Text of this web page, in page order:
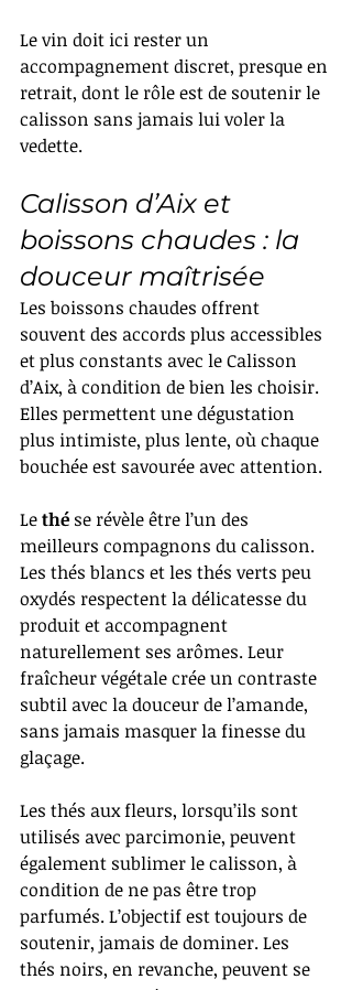
Le vin doit ici rester un
accompagnement discret, presque en
retrait, dont le rôle est de soutenir le
calisson sans jamais lui voler la
vedette.
Calisson d’Aix et
boissons chaudes : la
douceur maîtrisée
Les boissons chaudes offrent
souvent des accords plus accessibles
et plus constants avec le Calisson
d’Aix, à condition de bien les choisir.
Elles permettent une dégustation
plus intimiste, plus lente, où chaque
bouchée est savourée avec attention.
Le thé se révèle être l’un des
meilleurs compagnons du calisson.
Les thés blancs et les thés verts peu
oxydés respectent la délicatesse du
produit et accompagnent
naturellement ses arômes. Leur
fraîcheur végétale crée un contraste
subtil avec la douceur de l’amande,
sans jamais masquer la finesse du
glaçage.
Les thés aux fleurs, lorsqu’ils sont
utilisés avec parcimonie, peuvent
également sublimer le calisson, à
condition de ne pas être trop
parfumés. L’objectif est toujours de
soutenir, jamais de dominer. Les
thés noirs, en revanche, peuvent se